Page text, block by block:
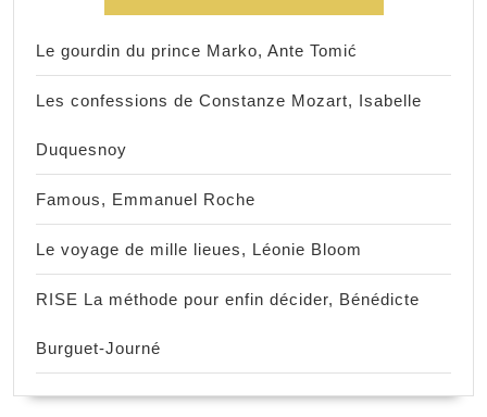
Le gourdin du prince Marko, Ante Tomić
Les confessions de Constanze Mozart, Isabelle
Duquesnoy
Famous, Emmanuel Roche
Le voyage de mille lieues, Léonie Bloom
RISE La méthode pour enfin décider, Bénédicte
Burguet-Journé